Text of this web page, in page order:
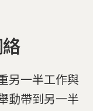
另一半工作與
動帶到另一半